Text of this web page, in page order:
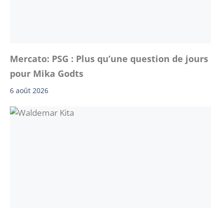
Mercato: PSG : Plus qu’une question de jours
pour Mika Godts
6 août 2026